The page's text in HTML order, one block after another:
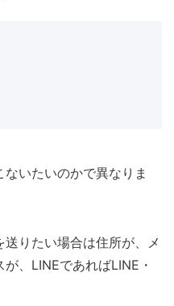
いたいのかで異なりま
りたい場合は住所が、メ
、LINEであればLINE・